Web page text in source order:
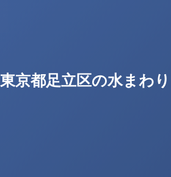
東京都足立区の水まわ